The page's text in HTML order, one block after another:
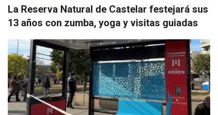
La Reserva Natural de Castelar festejará sus
13 años con zumba, yoga y visitas guiadas